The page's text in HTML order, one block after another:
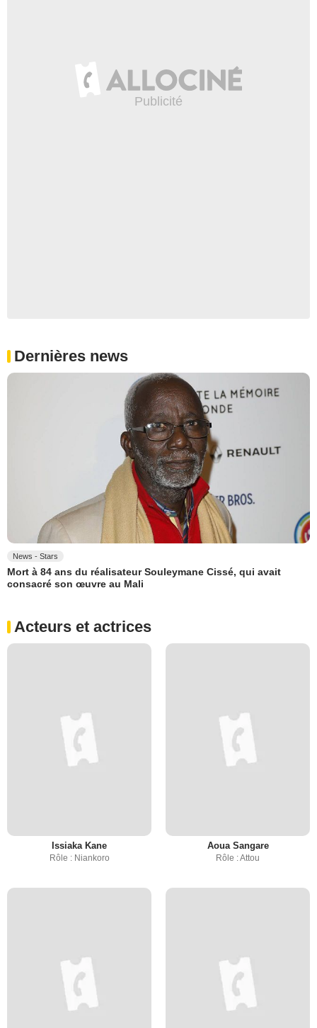
Dernières news
News - Stars
Mort à 84 ans du réalisateur Souleymane Cissé, qui avait
consacré son œuvre au Mali
Acteurs et actrices
Issiaka Kane
Rôle : Niankoro
Aoua Sangare
Rôle : Attou